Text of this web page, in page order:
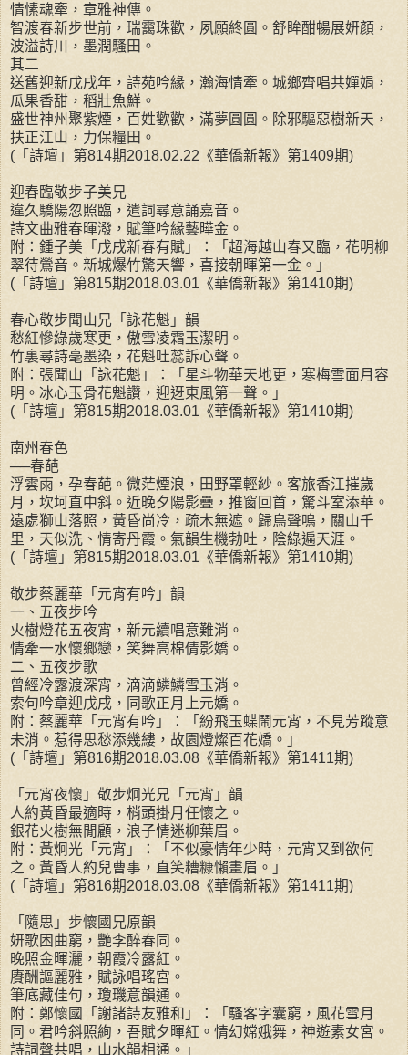
情愫魂牽，章雅神傳。
智渡春新步世前，瑞靄珠歡，夙願終圓。舒眸酣暢展妍顏，
波溢詩川，墨潤騷田。
其二
送舊迎新戊戌年，詩苑吟緣，瀚海情牽。城鄉齊唱共嬋娟，
瓜果香甜，稻壯魚鮮。
盛世神州聚紫煙，百姓歡歡，滿夢圓圓。除邪驅惡樹新天，
扶正江山，力保糧田。
(「詩壇」第814期2018.02.22《華僑新報》第1409期)
迎春臨敬步子美兄
違久驕陽忽照臨，遣詞尋意誦嘉音。
詩文曲雅春暉潑，賦筆吟緣藝曄金。
附：鍾子美「戊戌新春有賦」：「超海越山春又臨，花明柳
翠待鶯音。新城爆竹驚天響，喜接朝暉第一金。」
(「詩壇」第815期2018.03.01《華僑新報》第1410期)
春心敬步聞山兄「詠花魁」韻
愁紅慘綠歲寒更，傲雪凌霜玉潔明。
竹裏尋詩毫墨染，花魁吐蕊訴心聲。
附：張聞山「詠花魁」：「星斗物華天地更，寒梅雪面月容
明。冰心玉骨花魁讚，迎迓東風第一聲。」
(「詩壇」第815期2018.03.01《華僑新報》第1410期)
南州春色
──春葩
浮雲雨，孕春葩。微茫煙浪，田野罩輕紗。客旅香江摧歲
月，坎坷直中斜。近晚夕陽影疊，推窗回首，驚斗室添華。
遠處獅山落照，黃昏尚冷，疏木無遮。歸鳥聲鳴，關山千
里，天似洗、情寄丹霞。氣韻生機勃吐，陰綠遍天涯。
(「詩壇」第815期2018.03.01《華僑新報》第1410期)
敬步蔡麗華「元宵有吟」韻
一、五夜步吟
火樹燈花五夜宵，新元續唱意難消。
情牽一水懷鄉戀，笑舞高棉倩影嬌。
二、五夜步歌
曾經冷露渡深宵，滴滴鱗鱗雪玉消。
索句吟章迎戊戌，同歌正月上元嬌。
附：蔡麗華「元宵有吟」：「紛飛玉蝶鬧元宵，不見芳蹤意
未消。惹得思愁添幾縷，故園燈燦百花嬌。」
(「詩壇」第816期2018.03.08《華僑新報》第1411期)
「元宵夜懷」敬步炯光兄「元宵」韻
人約黃昏最適時，梢頭掛月任懷之。
銀花火樹無閒顧，浪子情迷柳葉眉。
附：黃炯光「元宵」：「不似豪情年少時，元宵又到欲何
之。黃昏人約兒曹事，直笑糟糠懶畫眉。」
(「詩壇」第816期2018.03.08《華僑新報》第1411期)
「隨思」步懷國兄原韻
妍歌困曲窮，艷李醉春同。
晚照金暉灑，朝霞冷露紅。
賡酬謳麗雅，賦詠唱瑤宮。
筆底藏佳句，瓊璣意韻通。
附：鄭懷國「謝諸詩友雅和」：「騷客字囊窮，風花雪月
同。君吟斜照絢，吾賦夕暉紅。情幻嫦娥舞，神遊素女宮。
詩詞聲共唱，山水韻相通。」